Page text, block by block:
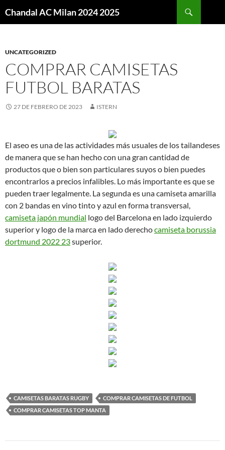
Chandal AC Milan 2024 2025
UNCATEGORIZED
COMPRAR CAMISETAS
FUTBOL BARATAS
27 DE FEBRERO DE 2023 ISTERN
El aseo es una de las actividades más usuales de los tailandeses
de manera que se han hecho con una gran cantidad de
productos que o bien son particulares suyos o bien puedes
encontrarlos a precios infalibles. Lo más importante es que se
pueden traer legalmente. La segunda es una camiseta amarilla
con 2 bandas en vino tinto y azul en forma transversal,
camiseta japón mundial logo del Barcelona en lado izquierdo
superior y logo de la marca en lado derechocamiseta borussia
dortmund 2022 23superior.
CAMISETAS BARATAS RUGBY
COMPRAR CAMISETAS DE FUTBOL
COMPRAR CAMISETAS TOP MANTA